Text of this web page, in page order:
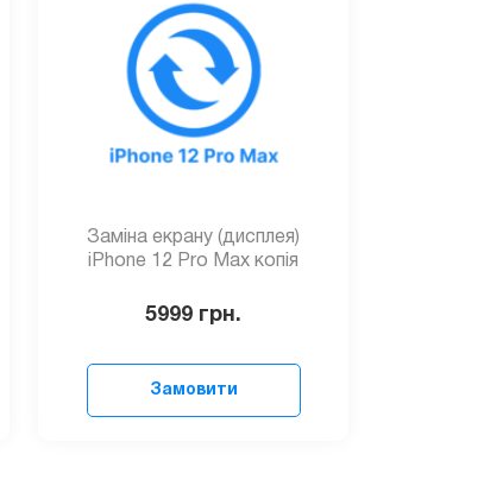
Заміна екрану (дисплея)
iPhone 12 Pro Max копія
5999 грн.
Замовити